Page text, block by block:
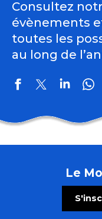
Consultez
évènements
toutes les
au long de
Fête de la Mer -
Exposition des
Initiation
Le